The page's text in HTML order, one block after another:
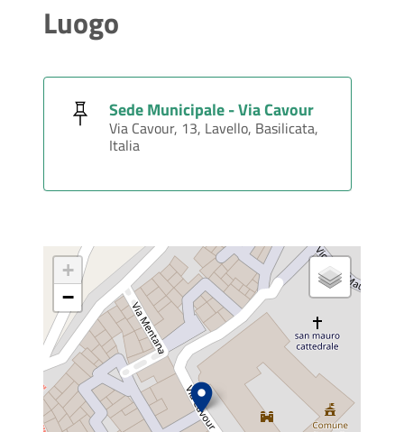
Luogo
Sede Municipale - Via Cavour
Via Cavour, 13, Lavello, Basilicata,
Italia
+
−